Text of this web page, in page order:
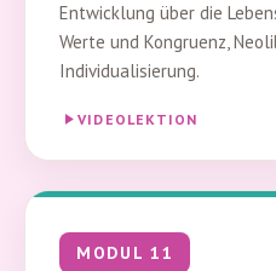
Entwicklung über die
Werte und Kongruenz,
Individualisierung.
VIDEOLEKTION
MODUL 11